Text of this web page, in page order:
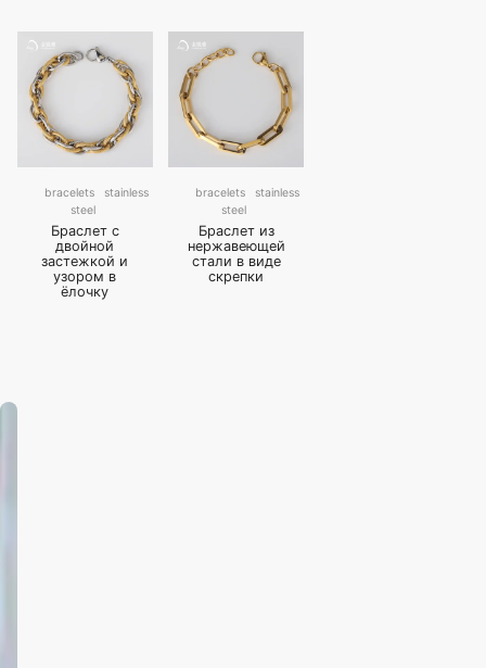
bracelets
stainless
steel
Браслет с
двойной
застежкой и
узором в
ёлочку
bracelets
stainless
steel
Браслет из
нержавеющей
стали в виде
скрепки